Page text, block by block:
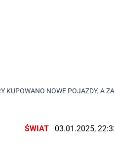
KUPOWANO NOWE POJAZDY, A
ŚWIAT 03.01.2025,